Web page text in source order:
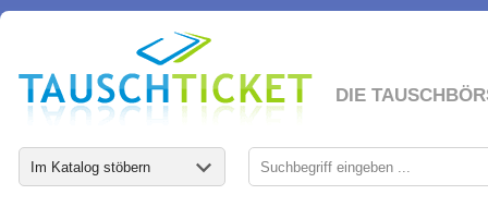
DIE
Im Katalog stöbern